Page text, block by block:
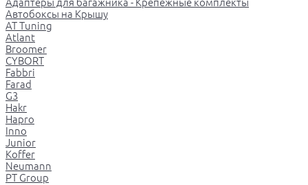
Автобоксы на Крышу
AT Tuning
Atlant
Broomer
CYBORT
Fabbri
Farad
G3
Hakr
Hapro
Inno
Junior
Koffer
Neumann
PT Group